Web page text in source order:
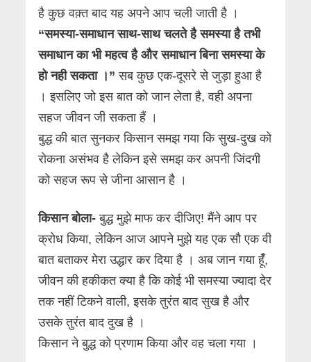
है कुछ वक़्त बाद यह अपने आप चली जाती है ।
“समस्या-समाधान साथ-साथ चलते है समस्या है तभी
समाधान का भी महत्व है और समाधान बिना समस्या के
हो नही सकता ।” सब कुछ एक-दूसरे से जुड़ा हुआ है
। इसलिए जो इस बात को जान लेता है, वही अपना
सहज जीवन जी सकता हैं ।
बुद्ध की बात सुनकर किसान समझ गया कि सुख-दुख को
रोकना असंभव है लेकिन इसे समझ कर अपनी जिंदगी
को सहज रूप से जीना आसान है ।
किसान बोला- बुद्ध मुझे माफ कर दीजिए! मैंने आप पर
क्रोध किया, लेकिन आज आपने मुझे यह एक सौ एक वी
बात बताकर मेरा उद्धार कर दिया है । अब जान गया हूंँ,
जीवन की हकीकत क्या है कि कोई भी समस्या ज्यादा देर
तक नहीं टिकने वाली, इसके तुरंत बाद सुख है और
उसके तुरंत बाद दुख है ।
किसान ने बुद्ध को प्रणाम किया और वह चला गया ।